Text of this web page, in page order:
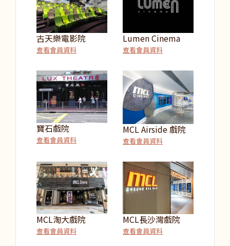
古天樂電影院
查看會員資料
Lumen Cinema
查看會員資料
寶石戲院
查看會員資料
MCL Airside 戲院
查看會員資料
MCL淘大戲院
查看會員資料
MCL長沙灣戲院
查看會員資料